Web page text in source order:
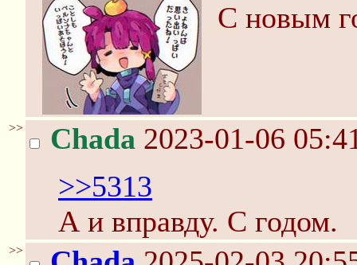
С новым
>> Chada 2023-01-06
>>5313
А и вправду. С годом.
>>